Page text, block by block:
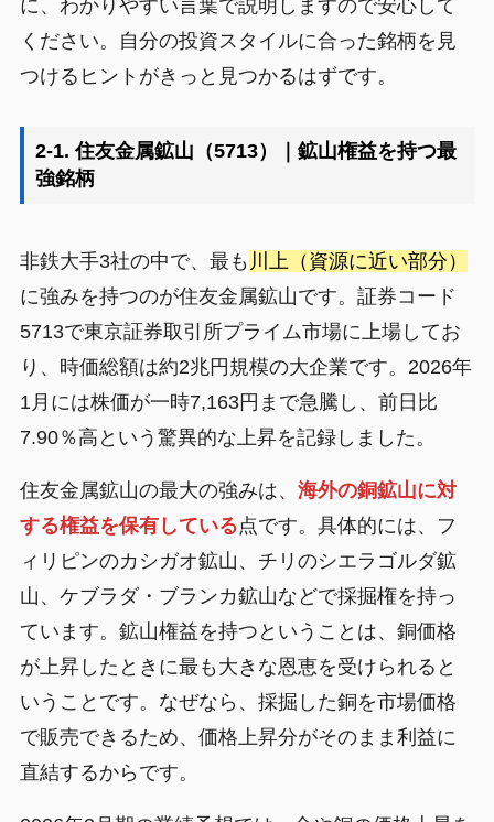
に、わかりやすい言葉で説明しますので安心して
ください。自分の投資スタイルに合った銘柄を見
つけるヒントがきっと見つかるはずです。
2-1. 住友金属鉱山（5713）｜鉱山権益を持つ最
強銘柄
非鉄大手3社の中で、最も 川上（資源に近い部分）
に強みを持つのが住友金属鉱山です。証券コード
5713で東京証券取引所プライム市場に上場してお
り、時価総額は約2兆円規模の大企業です。2026年
1月には株価が一時7,163円まで急騰し、前日比
7.90％高という驚異的な上昇を記録しました。
住友金属鉱山の最大の強みは、 海外の銅鉱山に対
する権益を保有している点です。具体的には、フ
ィリピンのカシガオ鉱山、チリのシエラゴルダ鉱
山、ケブラダ・ブランカ鉱山などで採掘権を持っ
ています。鉱山権益を持つということは、銅価格
が上昇したときに最も大きな恩恵を受けられると
いうことです。なぜなら、採掘した銅を市場価格
で販売できるため、価格上昇分がそのまま利益に
直結するからです。